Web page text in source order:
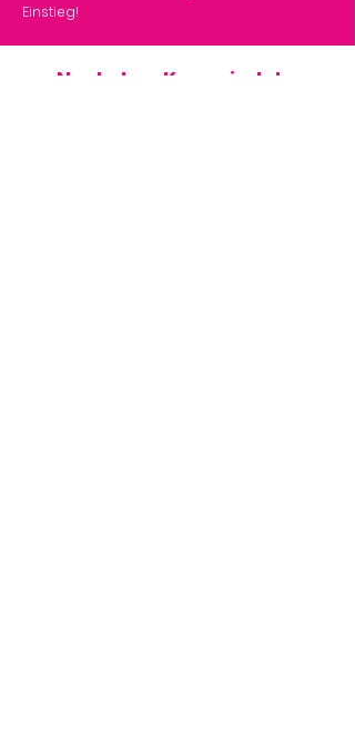
Einstieg!
Nach dem Kurs wirst du: